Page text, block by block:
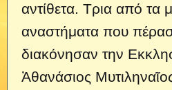
αντίθετα. Τρια από τα
αναστήματα που
διακόνησαν την
Ἀθανάσιος